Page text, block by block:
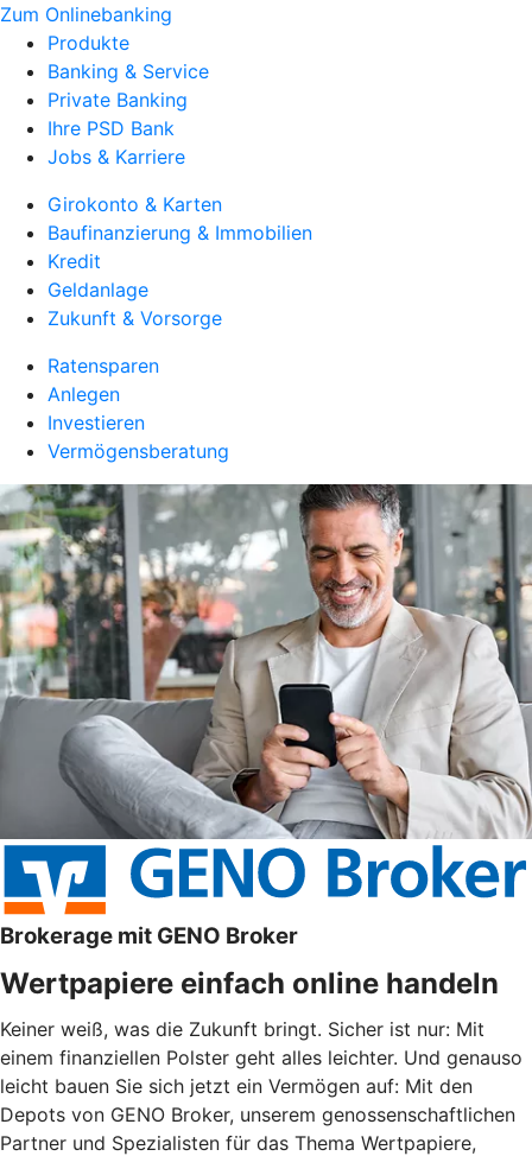
Zum Onlinebanking
Produkte
Banking & Service
Private Banking
Ihre PSD Bank
Jobs & Karriere
Girokonto & Karten
Baufinanzierung & Immobilien
Kredit
Geldanlage
Zukunft & Vorsorge
Ratensparen
Anlegen
Investieren
Vermögensberatung
Brokerage mit GENO Broker
Wertpapiere einfach online handeln
Keiner weiß, was die Zukunft bringt. Sicher ist nur: Mit
einem finanziellen Polster geht alles leichter. Und genauso
leicht bauen Sie sich jetzt ein Vermögen auf: Mit den
Depots von GENO Broker, unserem genossenschaftlichen
Partner und Spezialisten für das Thema Wertpapiere,